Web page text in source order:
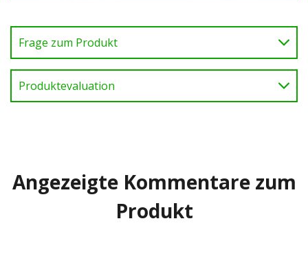
Frage zum Produkt
Produktevaluation
Angezeigte Kommentare zum
Produkt